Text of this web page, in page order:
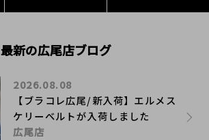
最新の広尾店ブログ
【ブラコレ広尾/新入荷】エルメス
ケリーベルトが入荷しました
2026.08.08
広尾店